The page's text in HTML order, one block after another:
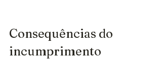
Consequências do
incumprimento